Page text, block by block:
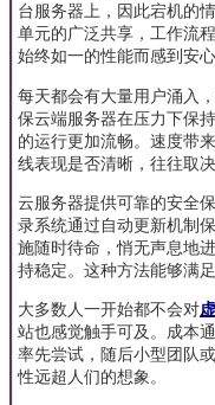
台服务器上，因此宕机的
单元的广泛共享，工作流
始终如一的性能而感到安心
每天都会有大量用户涌入
保云端服务器在压力下保
的运行更加流畅。速度带
线表现是否清晰，往往取决
云服务器提供可靠的安全
录系统通过自动更新机制
施随时待命，悄无声息地
持稳定。这种方法能够满
大多数人一开始都不会对
站也感觉触手可及。成本
率先尝试，随后小型团队
性远超人们的想象。